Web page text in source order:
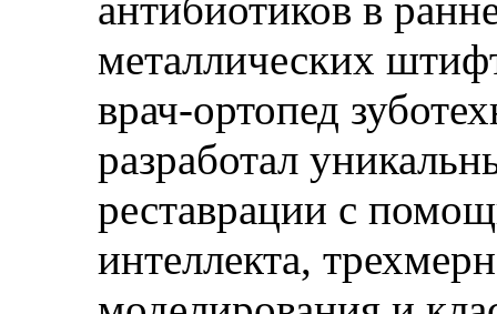
металлических
врач-ортопед
разработал
реставрации с
интеллекта,